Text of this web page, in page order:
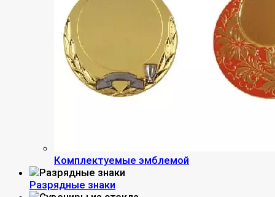
Комплектуемые эмблемой
Разрядные знаки